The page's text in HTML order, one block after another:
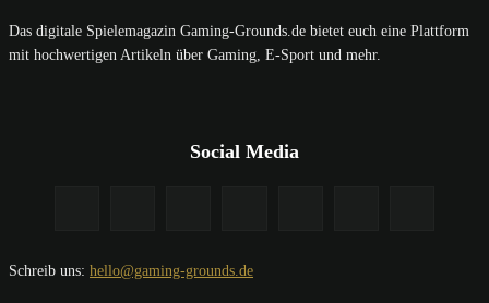
Das digitale Spielemagazin Gaming-Grounds.de bietet euch eine Plattform
mit hochwertigen Artikeln über Gaming, E-Sport und mehr.
Social Media
Schreib uns: hello@gaming-grounds.de